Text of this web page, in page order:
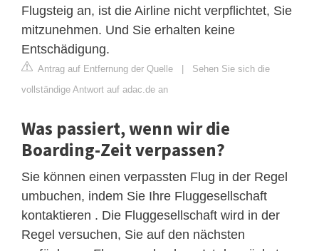
Flugsteig an, ist die Airline nicht verpflichtet, Sie
mitzunehmen. Und Sie erhalten keine
Entschädigung.
Antrag auf Entfernung der Quelle
Sehen Sie sich die
vollständige Antwort auf adac.de an
Was passiert, wenn wir die
Boarding-Zeit verpassen?
Sie können einen verpassten Flug in der Regel
umbuchen, indem Sie Ihre Fluggesellschaft
kontaktieren . Die Fluggesellschaft wird in der
Regel versuchen, Sie auf den nächsten